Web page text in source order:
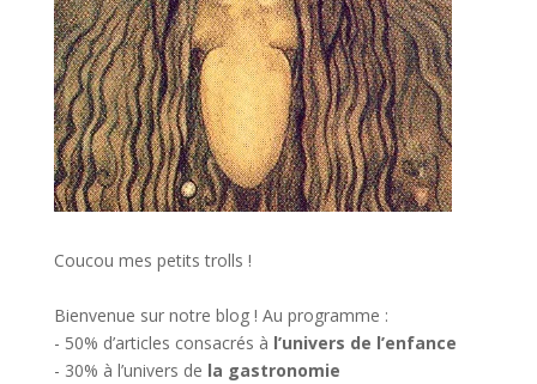
Coucou mes petits trolls !
Bienvenue sur notre blog ! Au programme :
- 50% d’articles consacrés à l’univers de l’enfance
- 30% à l’univers de la gastronomie